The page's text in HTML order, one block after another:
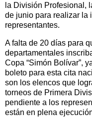
la División Profesional,
de junio para realizar la
representantes.
A falta de 20 días para
departamentales
Copa “Simón Bolívar”,
boleto para esta cita
son los elencos que
torneos de Primera
pendiente a los
están en plena